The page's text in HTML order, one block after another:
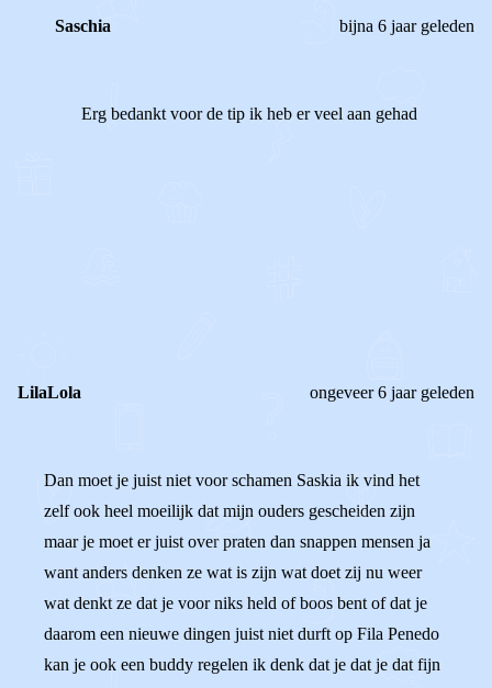
Saschia bijna 6 jaar geleden
Erg bedankt voor de tip ik heb er veel aan gehad
LilaLola ongeveer 6 jaar geleden
Dan moet je juist niet voor schamen Saskia ik vind het
zelf ook heel moeilijk dat mijn ouders gescheiden zijn
maar je moet er juist over praten dan snappen mensen ja
want anders denken ze wat is zijn wat doet zij nu weer
wat denkt ze dat je voor niks held of boos bent of dat je
daarom een nieuwe dingen juist niet durft op Fila Penedo
kan je ook een buddy regelen ik denk dat je dat je dat fijn